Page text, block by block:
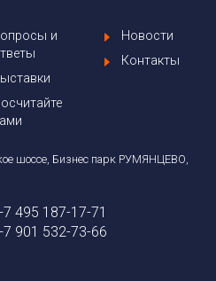
и
Новости
Контакты
шоссе, Бизнес парк РУМЯНЦЕВО,
495 187-17-71
901 532-73-66